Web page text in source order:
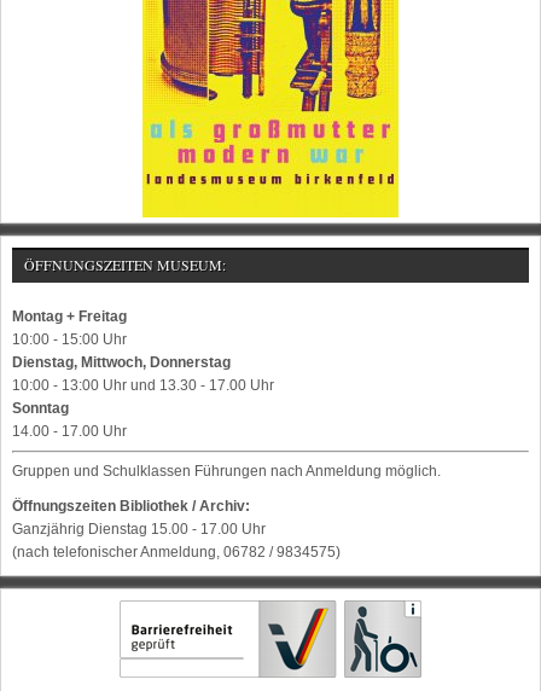
ÖFFNUNGSZEITEN MUSEUM:
Montag + Freitag
10:00 - 15:00 Uhr
Dienstag, Mittwoch, Donnerstag
10:00 - 13:00 Uhr und 13.30 - 17.00 Uhr
Sonntag
14.00 - 17.00 Uhr
Gruppen und Schulklassen Führungen nach Anmeldung möglich.
Öffnungszeiten Bibliothek / Archiv:
Ganzjährig Dienstag 15.00 - 17.00 Uhr
(nach telefonischer Anmeldung, 06782 / 9834575)